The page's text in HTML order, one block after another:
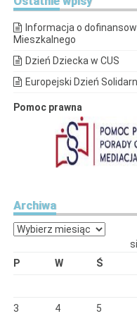
Informacja o
Mieszkalnego
Dzień Dziecka w CUS
Europejski Dzień
Pomoc prawna
Archiwa
Archiwa
P
W Ś
3
4 5